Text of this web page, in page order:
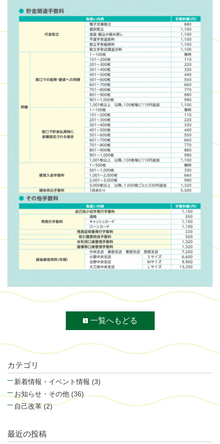
一覧へもどる
カテゴリ
新着情報・イベント情報 (3)
お知らせ・その他 (36)
自己改革 (2)
最近の投稿